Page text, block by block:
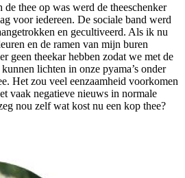
thee op was werd de theeschenker
voor iedereen. De sociale band werd
en gecultiveerd. Als ik nu
en de ramen van mijn buren
geen theekar hebben zodat we met de
lichten in onze pyama’s onder
Het zou veel eenzaamheid voorkomen
vaak negatieve nieuws in normale
nou zelf wat kost nu een kop thee?